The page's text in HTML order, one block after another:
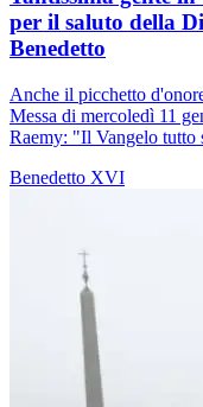
per il saluto della
Benedetto
Anche il picchetto
Messa di mercoledì 11
Raemy: "Il Vangelo tutto
Benedetto XVI